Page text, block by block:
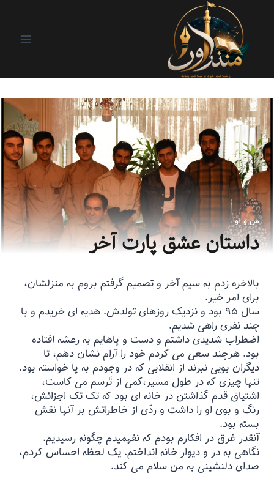
من و او
داستان عشق پارت آخر
بالاخره زدم به سیم آخر و تصمیم گرفتم بروم به منزلشان،
برای امر خیر.
سال ۹۵ بود و نزدیک روزهای تولدش. هدیه ای خریدم و با
چند نفری راهی شدیم.
اضطراب شدیدی داشتم و دست و پاهایم به رعشه افتاده
بود. هرچند سعی می کردم خود را آرام نشان دهم، تا
دیگران بویی نبرند از انقلابی که در وجودم به پا خواسته بود.
تنها چیزی که در طول مسیر،کمی از تَرسم می کاست،
اشتیاق قدم گذاشتن در خانه ای بود که تک تک اجزائش،
رنگ و بوی او را داشت و ردّی از خاطراتش بر آنها نقش
بسته بود.
آنقدر غرق در افکارم بودم که نفهمیدم چگونه رسیدیم.
نگاهی به در و دیوار خانه انداختم. یک لحظه احساس کردم،
صدای دلنشینی به من سلام می کند.